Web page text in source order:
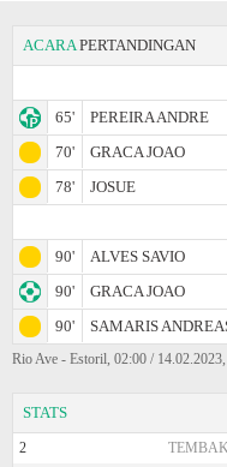
ACARA PERTANDINGAN
65'
PEREIRA ANDRE
70'
GRACA JOAO
78'
JOSUE
90'
ALVES SAVIO
90'
GRACA JOAO
90'
SAMARIS
Rio Ave - Estoril, 02:00 /
STATS
2